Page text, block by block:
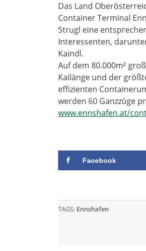
Das Land
Container Terminal
Strugl eine
Interessenten,
Kaindl.
Auf dem 80.000m²
Kailänge und der
effizienten
werden 60 Ganzzüge
www.ennshafen.at/
Facebook
TAGS: Ennshafen